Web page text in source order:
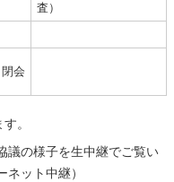
査）
会
。
議の様子を生中継でご覧い
ット中継）